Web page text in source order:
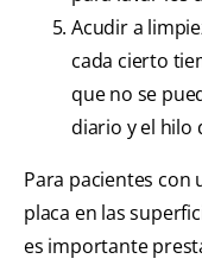
Acudir a
cada cierto
que no se
diario y el hilo
Para pacientes con
placa en las
es importante